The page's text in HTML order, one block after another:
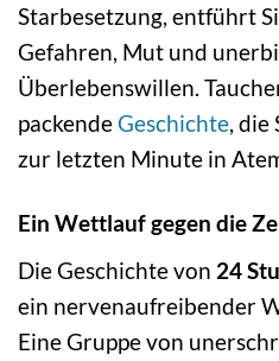
Starbesetzung, entführt
Gefahren, Mut und
Überlebenswillen.
packendeGeschichte ,
zur letzten Minute in
Ein Wettlauf gegen die
Die Geschichte von 24
ein nervenaufreibender
Eine Gruppe von